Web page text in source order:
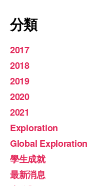
分類
2017
2018
2019
2020
2021
Exploration
Global Exploration
學生成就
最新消息